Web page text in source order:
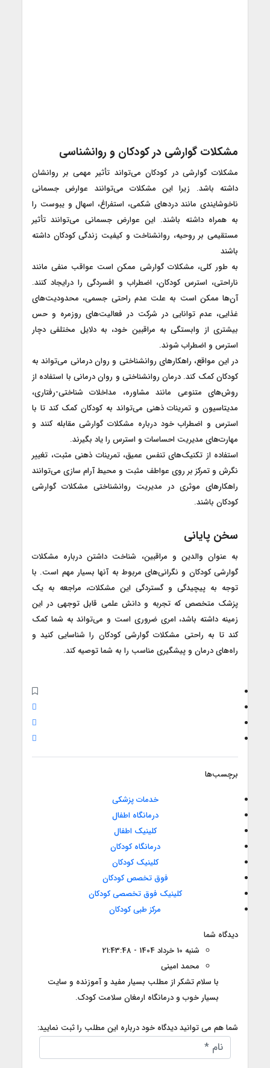
مشکلات گوارشی در کودکان و روانشناسی
مشکلات گوارشی در کودکان می‌تواند تأثیر مهمی بر روانشان
داشته باشد. زیرا این مشکلات می‌توانند عوارض جسمانی
ناخوشایندی مانند دردهای شکمی، استفراغ، اسهال و یبوست را
به همراه داشته باشند. این عوارض جسمانی می‌توانند تأثیر
مستقیمی بر روحیه، روانشناخت و کیفیت زندگی کودکان داشته
باشند
به طور کلی، مشکلات گوارشی ممکن است عواقب منفی مانند
ناراحتی، استرس کودکان، اضطراب و افسردگی را درایجاد کنند.
آن‌ها ممکن است به علت عدم راحتی جسمی، محدودیت‌های
غذایی، عدم توانایی در شرکت در فعالیت‌های روزمره و حس
بیشتری از وابستگی به مراقبین خود، به دلایل مختلفی دچار
استرس و اضطراب شوند.
در این مواقع، راهکارهای روانشناختی و روان درمانی می‌تواند به
کودکان کمک کند. درمان روانشناختی و روان درمانی با استفاده از
روش‌های متنوعی مانند مشاوره، مداخلات شناختی-رفتاری،
مدیتاسیون و تمرینات ذهنی می‌تواند به کودکان کمک کند تا با
استرس و اضطراب خود درباره مشکلات گوارشی مقابله کنند و
مهارت‌های مدیریت احساسات و استرس را یاد بگیرند.
استفاده از تکنیک‌های تنفس عمیق، تمرینات ذهنی مثبت، تغییر
نگرش و تمرکز بر روی عواطف مثبت و محیط آرام سازی می‌توانند
راهکارهای موثری در مدیریت روانشناختی مشکلات گوارشی
کودکان باشند.
سخن پایانی
به عنوان والدین و مراقبین، شناخت داشتن درباره مشکلات
گوارشی کودکان و نگرانی‌های مربوط به آنها بسیار مهم است. با
توجه به پیچیدگی و گستردگی این مشکلات، مراجعه به یک
پزشک متخصص که تجربه و دانش علمی قابل توجهی در این
زمینه داشته باشد، امری ضروری است و می‌تواند به شما کمک
کند تا به راحتی مشکلات گوارشی کودکان را شناسایی کنید و
راه‌های درمان و پیشگیری مناسب را به شما توصیه کند.
برچسب‌ها
خدمات پزشکی
درمانگاه اطفال
کلینیک اطفال
درمانگاه کودکان
کلینیک کودکان
فوق تخصص کودکان
کلینیک فوق تخصصی کودکان
مرکز طبی کودکان
دیدگاه شما
شنبه 10 خرداد 1404 - 21:43:48
محمد امینی
با سلام تشکر از مطلب بسیار مفید و آموزنده و سایت
بسیار خوب و درمانگاه ارمغان سلامت کودک.
شما هم می توانید دیدگاه خود درباره این مطلب را ثبت نمایید: